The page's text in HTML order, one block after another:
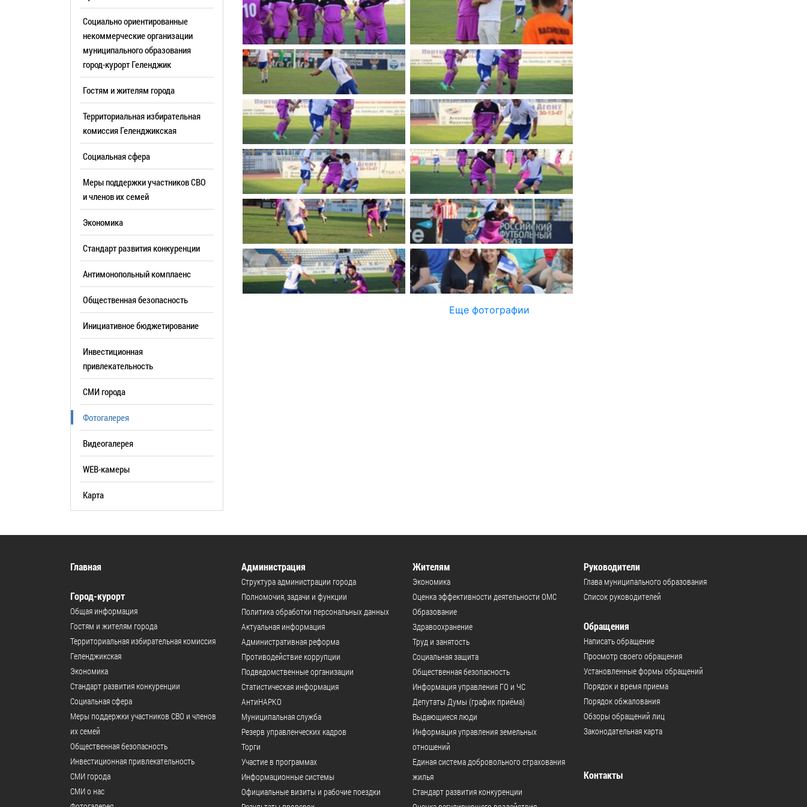
Стандарт развития конкуренции
Антимонопольный комплаенс
Общественная безопасность
Инициативное бюджетирование
Инвестиционная
Видеогалерея
РУКОВОДИТЕЛИ
Список руководителей
Резерв управленческих кадров
Торги
Сведения о нестационарных
объектах (НТО), QR-коды
Имущественная поддержка
субъектов МСП
Участие в программах
Проектная деятельность
Информационные системы
Официальные визиты и рабочие
поездки
Результаты проверок
Профсоюзные организации
имуществе и обязательствах
имущественного характера
План работы и график сессий
ОБРАЩЕНИЯ
Написать обращение
Просмотр своего обращения
Установленные формы
обращений
Порядок и время приема
Порядок обжалования
Обзоры обращений лиц
Законодательная карта
Порядок оказания бесплатной
юридической помощи
Социально ориентированные
некоммерческие организации
муниципального образования
город-курорт Геленджик
Гостям и жителям города
Территориальная избирательная
комиссия Геленджикcкая
Социальная сфера
Меры поддержки участников СВО
и членов их семей
Экономика
Стандарт развития конкуренции
Антимонопольный комплаенс
Общественная безопасность
Инициативное бюджетирование
Инвестиционная
привлекательность
СМИ города
Фотогалерея
Видеогалерея
WEB-камеры
Карта
Еще фотографии
Главная
Город-курорт
Общая информация
Гостям и жителям города
Территориальная избирательная комиссия
Геленджикcкая
Экономика
Стандарт развития конкуренции
Социальная сфера
Меры поддержки участников СВО и членов
их семей
Общественная безопасность
Инвестиционная привлекательность
СМИ города
СМИ о нас
Администрация
Структура администрации города
Полномочия, задачи и функции
Политика обработки персональных данных
Актуальная информация
Административная реформа
Противодействие коррупции
Подведомственные организации
Статистическая информация
АнтиНАРКО
Муниципальная служба
Резерв управленческих кадров
Торги
Участие в программах
Информационные системы
Официальные визиты и рабочие поездки
Жителям
Экономика
Оценка эффективности деятельности ОМС
Образование
Здравоохранение
Труд и занятость
Социальная защита
Общественная безопасность
Информация управления ГО и ЧС
Депутаты Думы (график приёма)
Выдающиеся люди
Информация управления земельных
отношений
Единая система добровольного страхования
жилья
Стандарт развития конкуренции
Руководители
Глава муниципального образования
Список руководителей
Обращения
Написать обращение
Просмотр своего обращения
Установленные формы обращений
Порядок и время приема
Порядок обжалования
Обзоры обращений лиц
Законодательная карта
Контакты